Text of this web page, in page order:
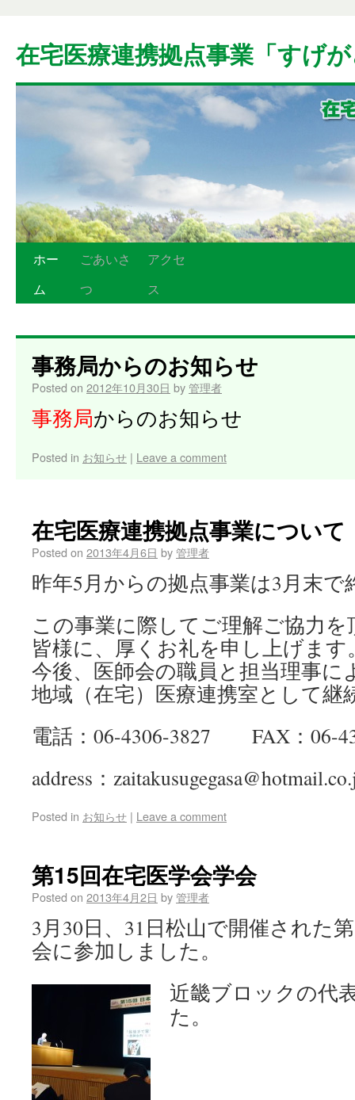
在宅医療連携拠点事業「すげ
ホー
ム
ごあいさ
つ
アクセ
ス
事務局からのお知らせ
Posted on 2012年10月30日 by管理者
事務局からのお知らせ
Posted in お知らせ | Leave a comment
在宅医療連携拠点事業について
Posted on 2013年4月6日 by管理者
昨年5月からの拠点事業は3月末で
この事業に際してご理解ご協力
皆様に、厚くお礼を申し上げます
今後、医師会の職員と担当理事に
地域（在宅）医療連携室として継
電話：06-4306-3827 FAX：06-
address：
Posted in お知らせ | Leave a comment
第15回在宅医学会学会
Posted on 2013年4月2日 by管理者
3月30日、31日松山で開催された
会に参加しました。
近畿ブロックの代
た。